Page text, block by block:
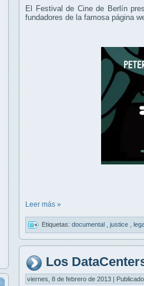
El Festival de Cine de Berlín
fundadores de la famosa página
Leer más »
Etiquetas: documental justice
Los
viernes, 8 de febrero de 2013 |